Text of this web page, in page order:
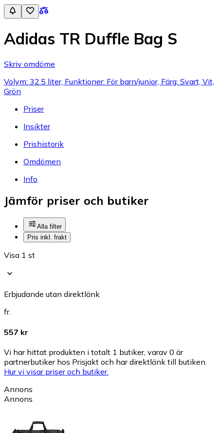
Adidas TR Duffle Bag S
Skriv omdöme
Volym: 32.5 liter, Funktioner: För barn/junior, Färg: Svart, Vit,
Grön
Priser
Insikter
Prishistorik
Omdömen
Info
Jämför priser och butiker
Alla filter
Pris inkl. frakt
Visa 1 st
Erbjudande utan direktlänk
fr.
557 kr
Vi har hittat produkten i totalt 1 butiker, varav 0 är
partnerbutiker hos Prisjakt och har direktlänk till butiken.
Hur vi visar priser och butiker.
Annons
Annons